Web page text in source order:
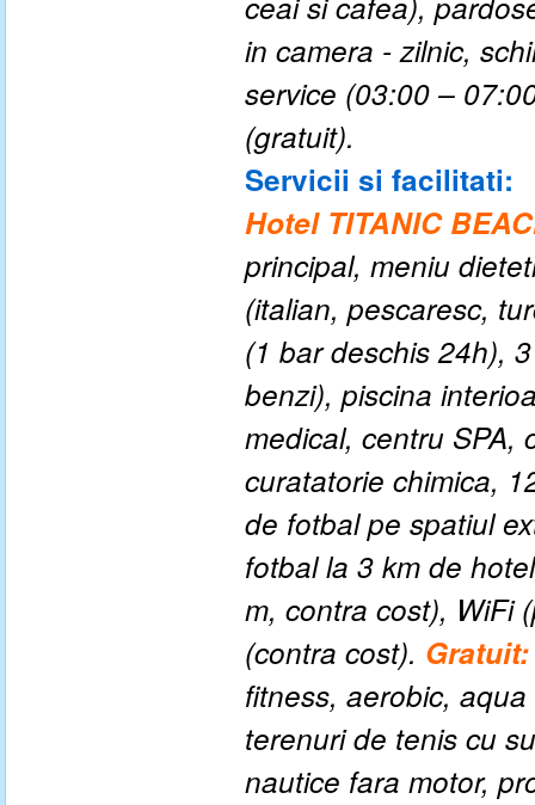
in camera - zilnic,
service (03:00 –
(gratuit).
Servicii si facilitati:
Hotel TITANIC
principal, meniu
(italian, pescaresc,
(1 bar deschis 24h),
benzi), piscina
medical, centru SPA,
curatatorie chimica,
de fotbal pe spatiul
fotbal la 3 km de
m, contra cost), WiFi
(contra cost). Gratuit:
fitness, aerobic,
terenuri de tenis cu
nautice fara motor,